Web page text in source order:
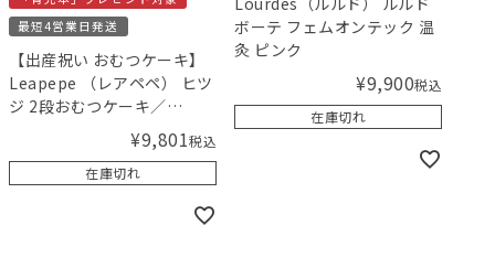
最短4営業日発送
【出産祝い おむつケーキ】
Leapepe （レアペペ） ヒツ
ジ 2段おむつケーキ／
Amingオリジナルセット
¥9,801税込
在庫切れ
ボーテ フェムオンテック 温
灸 ピンク
¥9,900税込
在庫切れ